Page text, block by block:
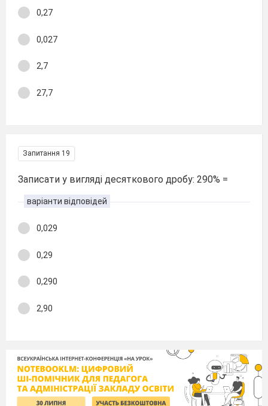
0,27
0,027
2,7
27,7
Запитання 19
Записати у вигляді десяткового дробу: 290% =
варіанти відповідей
0,029
0,29
0,290
2,90